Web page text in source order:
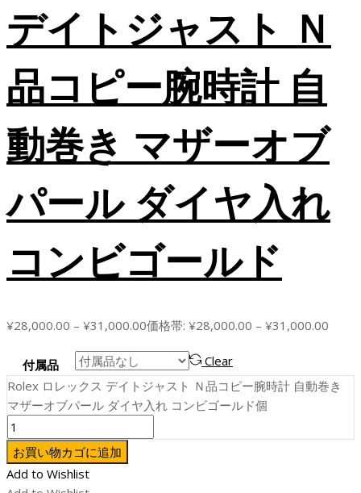
デイトジャスト Ｎ
品コピー腕時計 自
動巻き マザーオブ
パール ダイヤ入れ
コンビゴールド
¥28,000.00 – ¥31,000.00価格帯: ¥28,000.00 – ¥31,000.00
付属品
Clear
Rolex ロレックス デイトジャスト Ｎ品コピー腕時計 自動巻き
マザーオブパール ダイヤ入れ コンビゴールド個
お買い物カゴに追加
Add to Wishlist